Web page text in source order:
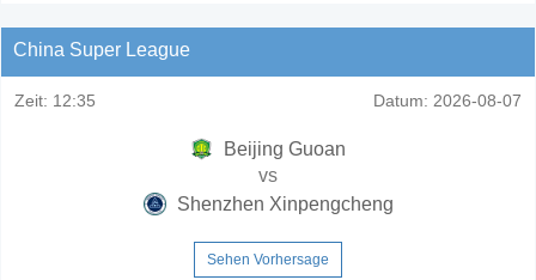
China Super League
Zeit: 12:35 Datum: 2026-08-07
Beijing Guoan
vs
Shenzhen Xinpengcheng
Sehen Vorhersage